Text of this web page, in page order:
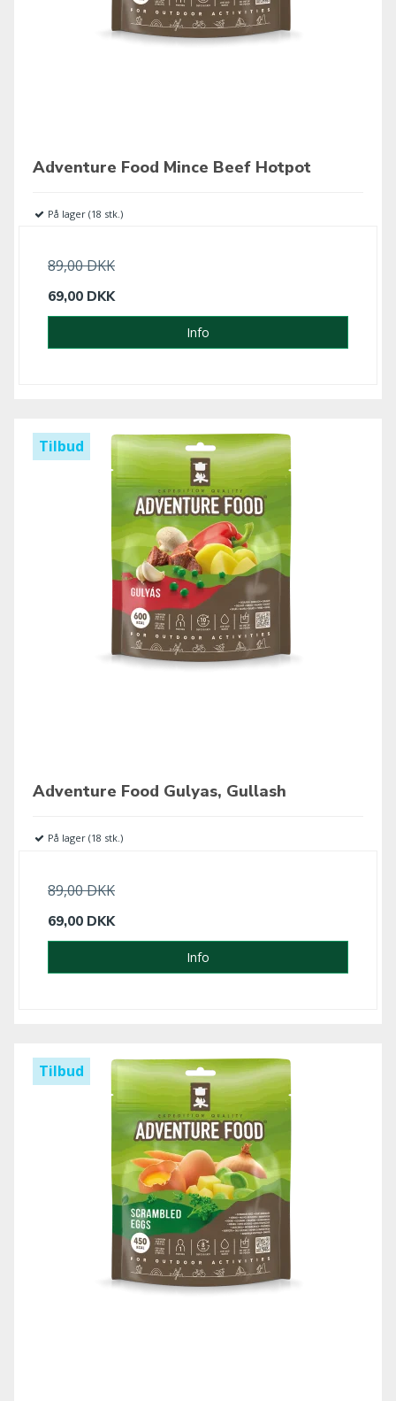
Adventure Food Mince Beef Hotpot
På lager (18 stk.)
89,00 DKK
69,00 DKK
Info
Tilbud
Adventure Food Gulyas, Gullash
På lager (18 stk.)
89,00 DKK
69,00 DKK
Info
Tilbud